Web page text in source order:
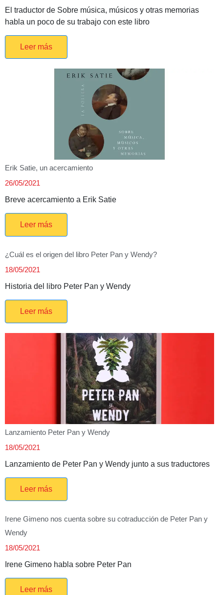
El traductor de Sobre música, músicos y otras memorias
habla un poco de su trabajo con este libro
Leer más
Erik Satie, un acercamiento
26/05/2021
Breve acercamiento a Erik Satie
Leer más
¿Cuál es el origen del libro Peter Pan y Wendy?
18/05/2021
Historia del libro Peter Pan y Wendy
Leer más
Lanzamiento Peter Pan y Wendy
18/05/2021
Lanzamiento de Peter Pan y Wendy junto a sus traductores
Leer más
Irene Gimeno nos cuenta sobre su cotraducción de Peter Pan y
Wendy
18/05/2021
Irene Gimeno habla sobre Peter Pan
Leer más